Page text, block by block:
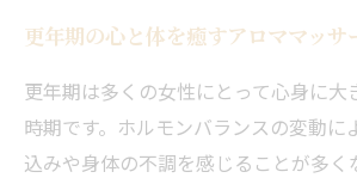
更年期の心と体を癒すアロママッサ
更年期は多くの女性にとって心身に大
時期です。ホルモンバランスの変動に
込みや身体の不調を感じることが多く